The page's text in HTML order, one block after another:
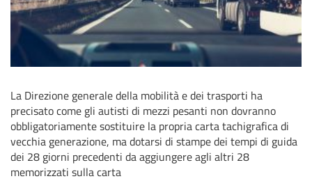
La Direzione generale della mobilità e dei trasporti ha
precisato come gli autisti di mezzi pesanti non dovranno
obbligatoriamente sostituire la propria carta tachigrafica di
vecchia generazione, ma dotarsi di stampe dei tempi di guida
dei 28 giorni precedenti da aggiungere agli altri 28
memorizzati sulla carta